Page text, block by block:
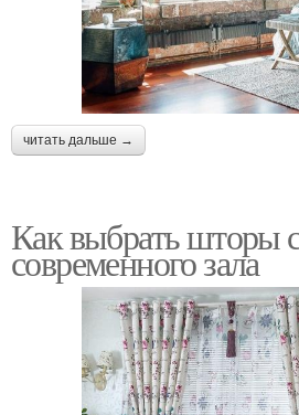
читать дальше →
Как выбрать шторы
современного зала